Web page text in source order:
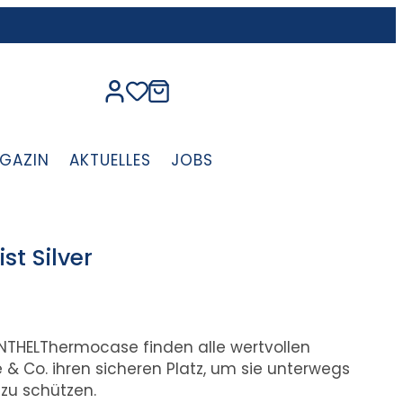
AKTUELLES JOBS
Silver
finden alle wertvollen
Co. ihren sicheren Platz, um sie unterwegs
schützen.